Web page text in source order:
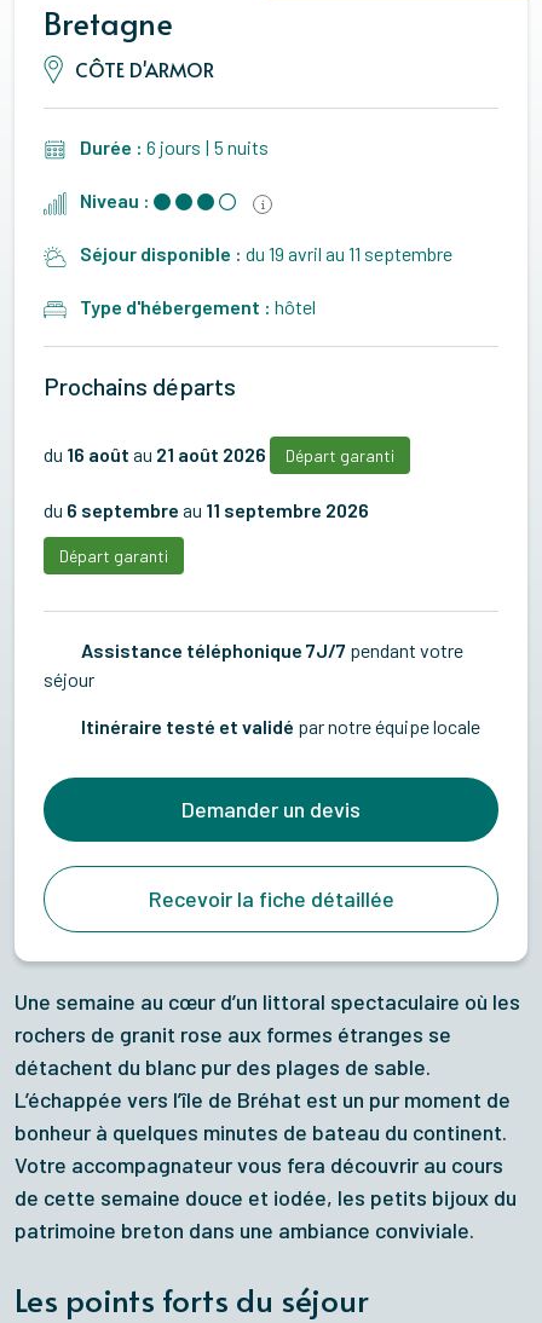
Une semaine au cœur d’un littoral spectaculaire où les
rochers de granit rose aux formes étranges se
détachent du blanc pur des plages de sable.
L’échappée vers l’île de Bréhat est un pur moment de
bonheur à quelques minutes de bateau du continent.
Votre accompagnateur vous fera découvrir au cours
de cette semaine douce et iodée, les petits bijoux du
patrimoine breton dans une ambiance conviviale.
Les points forts du séjour
Bretagne
CÔTE D'ARMOR
Durée :6 jours | 5 nuits
Niveau :
Séjour disponible :du 19 avril au 11 septembre
Type d'hébergement :hôtel
Prochains départs
du 16 août au 21 août 2026 Départ garanti
du 6 septembre au 11 septembre 2026
Départ garanti
Assistance téléphonique 7J/7 pendant votre
séjour
Itinéraire testé et validé par notre équipe locale
Demander un devis
Recevoir la fiche détaillée